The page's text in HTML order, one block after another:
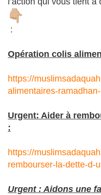
:
Opération colis
https://
alimentaires-
Urgent: Aider à
:
https://
rembourser-la-dette-d-
Urgent : Aidons une